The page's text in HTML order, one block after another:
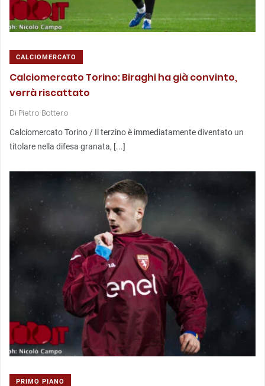
CALCIOMERCATO
Calciomercato Torino: Biraghi ha già convinto,
verrà riscattato
Di Pietro Bottero
Calciomercato Torino / Il terzino è immediatamente diventato un
titolare nella difesa granata, [...]
PRIMO PIANO